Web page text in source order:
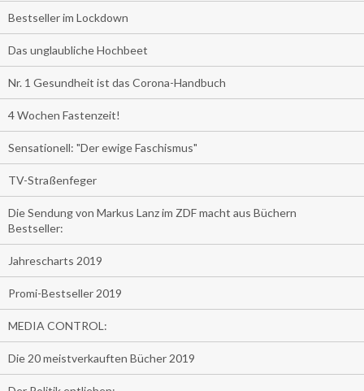
Bestseller im Lockdown
Das unglaubliche Hochbeet
Nr. 1 Gesundheit ist das Corona-Handbuch
4 Wochen Fastenzeit!
Sensationell: "Der ewige Faschismus"
TV-Straßenfeger
Die Sendung von Markus Lanz im ZDF macht aus Büchern
Bestseller:
Jahrescharts 2019
Promi-Bestseller 2019
MEDIA CONTROL:
Die 20 meistverkauften Bücher 2019